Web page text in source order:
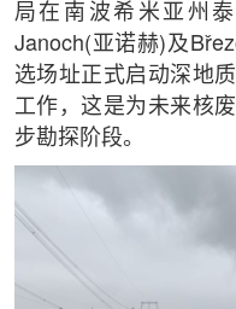
局在南波希米亚州
Janoch(亚诺赫)及
选场址正式启动深地
工作，这是为未来核
步勘探阶段。